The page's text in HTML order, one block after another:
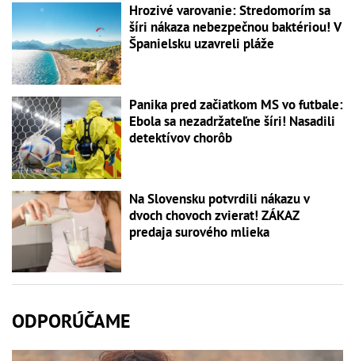
Hrozivé varovanie: Stredomorím sa
šíri nákaza nebezpečnou baktériou! V
Španielsku uzavreli pláže
Panika pred začiatkom MS vo futbale:
Ebola sa nezadržateľne šíri! Nasadili
detektívov chorôb
Na Slovensku potvrdili nákazu v
dvoch chovoch zvierat! ZÁKAZ
predaja surového mlieka
ODPORÚČAME